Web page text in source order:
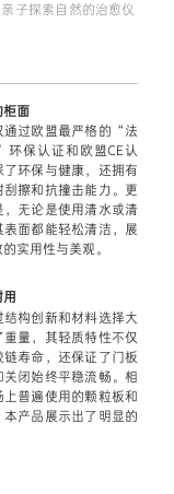
子探索自然的治愈仪
柜面
通过欧盟最严格的“法
环保认证和欧盟CE认
了环保与健康，还拥有
刮擦和抗撞击能力。更
，无论是使用清水或清
表面都能轻松清洁，展
实用性与美观。
结构创新和材料选择大
重量，其轻质特性不仅
链寿命，还保证了门板
关闭始终平稳流畅。相
上普遍使用的颗粒板和
本产品展示出了明显的